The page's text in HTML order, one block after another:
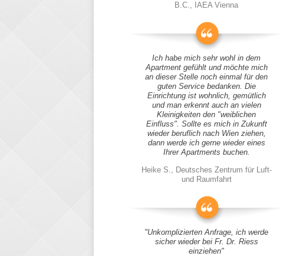
B.C., IAEA Vienna
Ich habe mich sehr wohl in dem
Apartment gefühlt und möchte mich
an dieser Stelle noch einmal für den
guten Service bedanken. Die
Einrichtung ist wohnlich, gemütlich
und man erkennt auch an vielen
Kleinigkeiten den "weiblichen
Einfluss". Sollte es mich in Zukunft
wieder beruflich nach Wien ziehen,
dann werde ich gerne wieder eines
Ihrer Apartments buchen.
Heike S., Deutsches Zentrum für Luft-
und Raumfahrt
"Unkomplizierten Anfrage, ich werde
sicher wieder bei Fr. Dr. Riess
einziehen"